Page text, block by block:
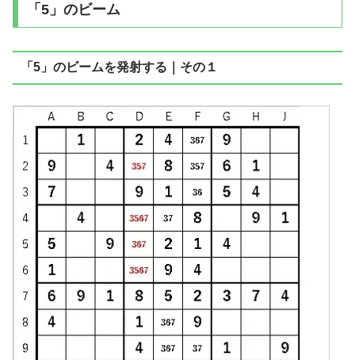
「5」のビーム
「5」のビームを発射する｜その１